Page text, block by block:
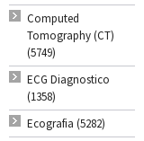
Computed
Tomography (CT)
(5749)
ECG Diagnostico
(1358)
Ecografia (5282)